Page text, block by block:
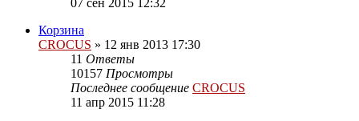
Корзина
CROCUS » 12 янв 2013 17:30
11 Ответы
10157 Просмотры
Последнее сообщение CROCUS
11 апр 2015 11:28